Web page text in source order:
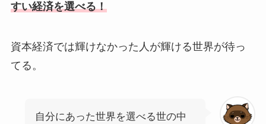
すい経済を選べる！
資本経済では輝けなかった人が輝ける世界が待っ
てる。
自分にあった世界を選べる世の中